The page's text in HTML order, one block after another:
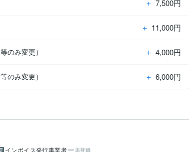
＋ 7,500円
＋ 11,000円
のみ変更） ＋ 4,000円
のみ変更） ＋ 6,000円
インボイス発行事業者 未登録